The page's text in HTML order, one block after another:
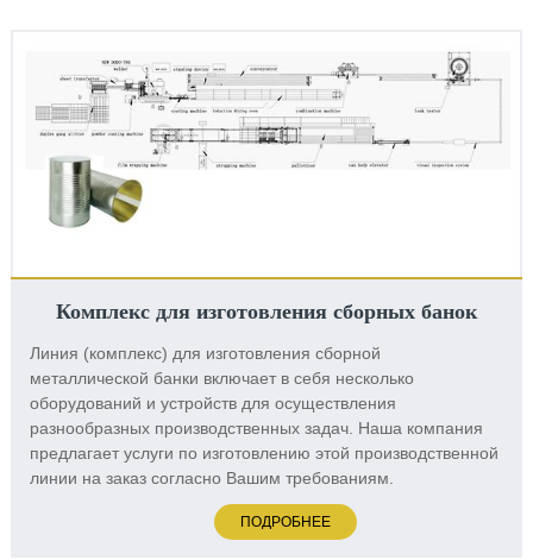
Комплекс для изготовления сборных банок
Линия (комплекс) для изготовления сборной
металлической банки включает в себя несколько
оборудований и устройств для осуществления
разнообразных производственных задач. Наша компания
предлагает услуги по изготовлению этой производственной
линии на заказ согласно Вашим требованиям.
ПОДРОБНЕЕ